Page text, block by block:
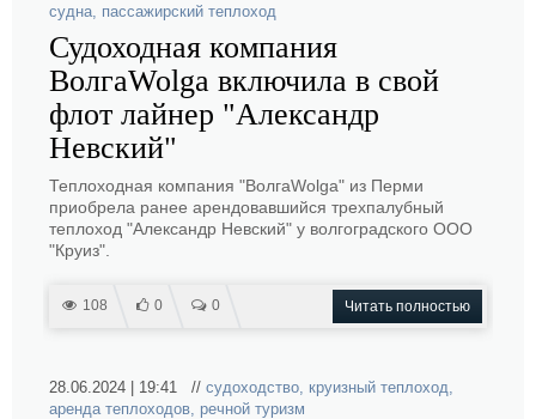
судна, пассажирский теплоход
Судоходная компания
ВолгаWolga включила в свой
флот лайнер "Александр
Невский"
Теплоходная компания "ВолгаWolga" из Перми
приобрела ранее арендовавшийся трехпалубный
теплоход "Александр Невский" у волгоградского ООО
"Круиз".
108 0 0 Читать полностью
28.06.2024 | 19:41 // судоходство, круизный теплоход,
аренда теплоходов, речной туризм